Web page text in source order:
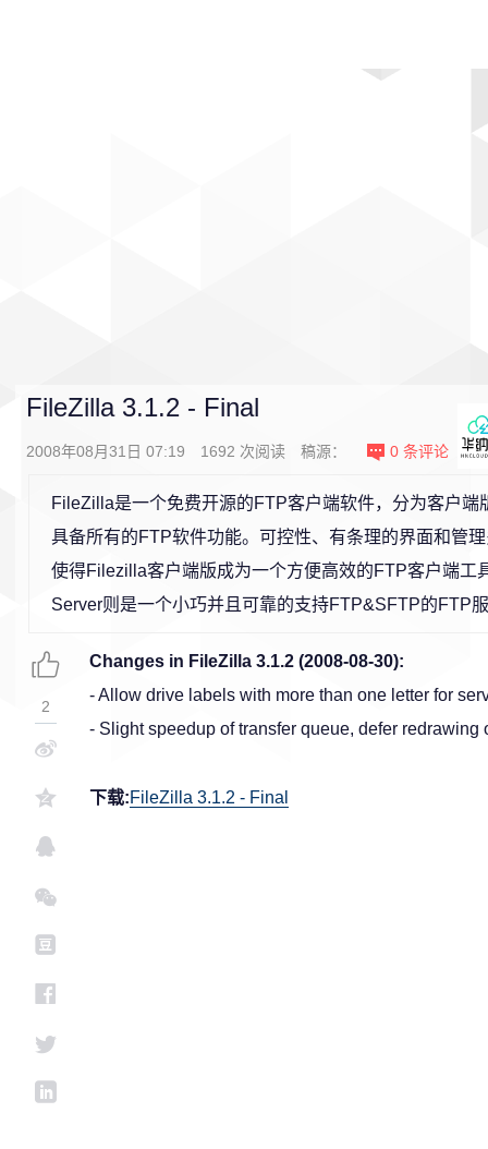
FileZilla 3.1.2 - Final
2008年08月31日 07:19 1692 次阅读 稿源： 0 条评论
FileZilla是一个免费开源的FTP客户端软件，分为客户端
具备所有的FTP软件功能。可控性、有条理的界面和管
使得Filezilla客户端版成为一个方便高效的FTP客户端工
Server则是一个小巧并且可靠的支持FTP&SFTP的FTP
Changes in FileZilla 3.1.2 (2008-08-30):
- Allow drive labels with more than one letter for
- Slight speedup of transfer queue, defer redrawing
下载:FileZilla 3.1.2 - Final
2